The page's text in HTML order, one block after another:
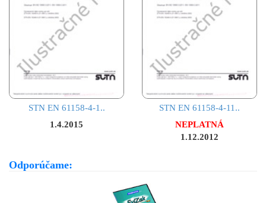
STN EN 61158-4-1..
1.4.2015
STN EN 61158-4-11..
NEPLATNÁ
1.12.2012
Odporúčame: